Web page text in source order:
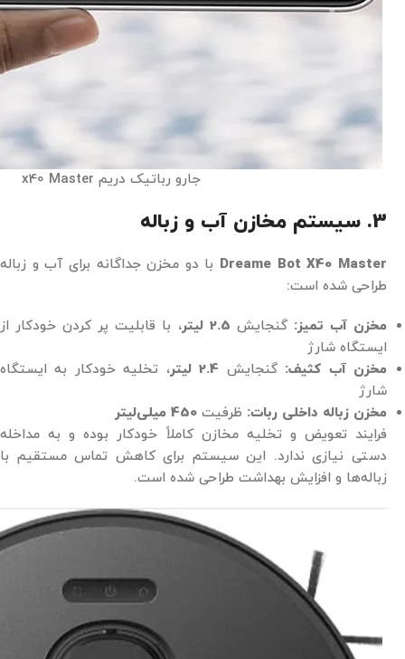
جارو رباتیک دریم x40 Master
3. سیستم مخازن آب و زباله
Dreame Bot X40 Master با دو مخزن جداگانه برای آب و زباله
طراحی شده است:
مخزن آب تمیز: گنجایش 2.5 لیتر
، با قابلیت پر کردن خودکار از
ایستگاه شارژ
مخزن آب کثیف: گنجایش 2.4 لیتر
، تخلیه خودکار به ایستگاه
شارژ
مخزن زباله داخلی ربات: ظرفیت 450 میلی‌لیتر
فرایند تعویض و تخلیه مخازن کاملاً خودکار بوده و به مداخله
دستی نیازی ندارد. این سیستم برای کاهش تماس مستقیم با
زباله‌ها و افزایش بهداشت طراحی شده است.